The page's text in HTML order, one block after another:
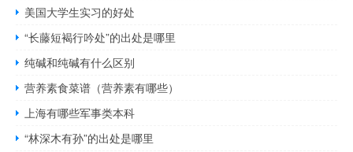
美国大学生实习的好处
“长藤短褐行吟处”的出处是哪里
纯碱和纯碱有什么区别
营养素食菜谱（营养素有哪些）
上海有哪些军事类本科
“林深木有孙”的出处是哪里